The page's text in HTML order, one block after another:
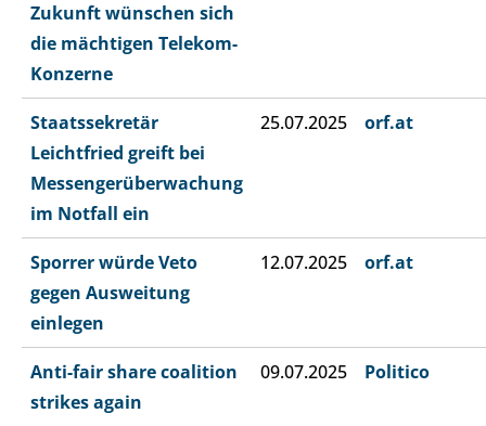
Zukunft wünschen sich
die mächtigen Telekom-
Konzerne
Staatssekretär
Leichtfried greift bei
Messengerüberwachung
im Notfall ein
25.07.2025 orf.at
Sporrer würde Veto
gegen Ausweitung
einlegen
12.07.2025 orf.at
Anti-fair share coalition
strikes again
09.07.2025 Politico